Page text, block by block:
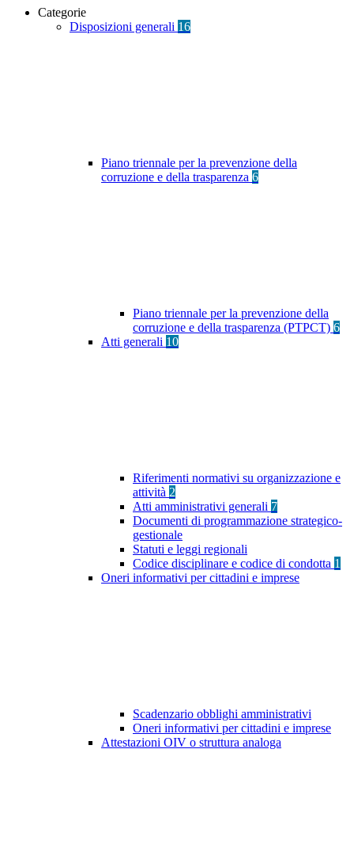
Categorie
Disposizioni generali 16
Piano triennale per la prevenzione della
corruzione e della trasparenza 6
Piano triennale per la prevenzione della
corruzione e della trasparenza (PTPCT) 6
Atti generali 10
Riferimenti normativi su organizzazione e
attività 2
Atti amministrativi generali 7
Documenti di programmazione strategico-
gestionale
Statuti e leggi regionali
Codice disciplinare e codice di condotta 1
Oneri informativi per cittadini e imprese
Scadenzario obblighi amministrativi
Oneri informativi per cittadini e imprese
Attestazioni OIV o struttura analoga